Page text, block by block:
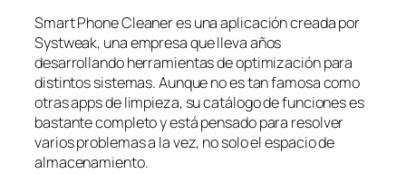
Smart Phone Cleaner es una aplicación creada por
Systweak, una empresa que lleva años
desarrollando herramientas de optimización para
distintos sistemas. Aunque no es tan famosa como
otras apps de limpieza, su catálogo de funciones es
bastante completo y está pensado para resolver
varios problemas a la vez, no solo el espacio de
almacenamiento.